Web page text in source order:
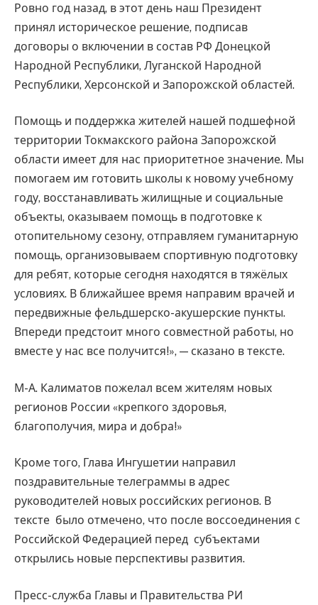
Ровно год назад, в этот день наш Президент
принял историческое решение, подписав
договоры о включении в состав РФ Донецкой
Народной Республики, Луганской Народной
Республики, Херсонской и Запорожской областей.
Помощь и поддержка жителей нашей подшефной
территории Токмакского района Запорожской
области имеет для нас приоритетное значение. Мы
помогаем им готовить школы к новому учебному
году, восстанавливать жилищные и социальные
объекты, оказываем помощь в подготовке к
отопительному сезону, отправляем гуманитарную
помощь, организовываем спортивную подготовку
для ребят, которые сегодня находятся в тяжёлых
условиях. В ближайшее время направим врачей и
передвижные фельдшерско-акушерские пункты.
Впереди предстоит много совместной работы, но
вместе у нас все получится!», — сказано в тексте.
М-А. Калиматов пожелал всем жителям новых
регионов России «крепкого здоровья,
благополучия, мира и добра!»
Кроме того, Глава Ингушетии направил
поздравительные телеграммы в адрес
руководителей новых российских регионов. В
тексте было отмечено, что после воссоединения с
Российской Федерацией перед субъектами
открылись новые перспективы развития.
Пресс-служба Главы и Правительства РИ